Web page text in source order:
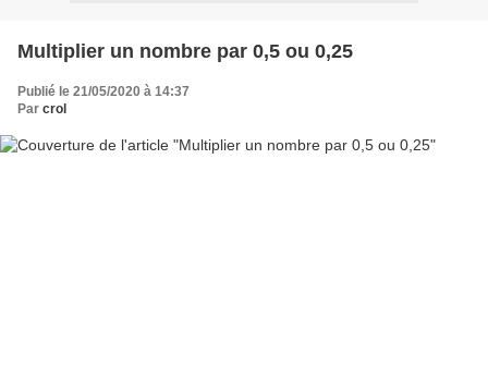
Multiplier un nombre par 0,5 ou 0,25
Publié le 21/05/2020 à 14:37
Par crol